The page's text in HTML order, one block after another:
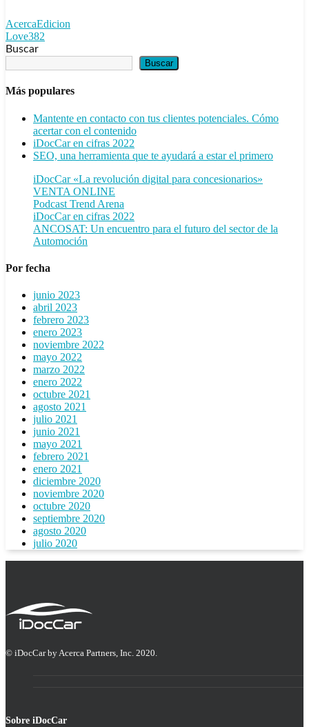
AcercaEdicion
Love382
Buscar
Buscar
Más populares
Mantente en contacto con tus clientes potenciales. Cómo
acertar con el contenido
iDocCar en cifras 2022
SEO, una herramienta que te ayudará a estar el primero
iDocCar «La revolución digital para concesionarios»
VENTA ONLINE
Podcast Trend Arena
iDocCar en cifras 2022
ANCOSAT: Un encuentro para el futuro del sector de la
Automoción
Por fecha
junio 2023
abril 2023
febrero 2023
enero 2023
noviembre 2022
mayo 2022
marzo 2022
enero 2022
octubre 2021
agosto 2021
julio 2021
junio 2021
mayo 2021
febrero 2021
enero 2021
diciembre 2020
noviembre 2020
octubre 2020
septiembre 2020
agosto 2020
julio 2020
© iDocCar by Acerca Partners, Inc. 2020.
Sobre iDocCar